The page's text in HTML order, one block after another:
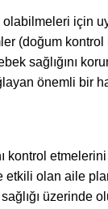
için
(doğum kontrol
sağlığını
önemli bir
kontrol etmelerini
etkili olan aile
üzerinde